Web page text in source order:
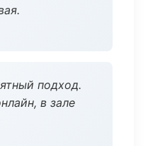
подход.
в зале